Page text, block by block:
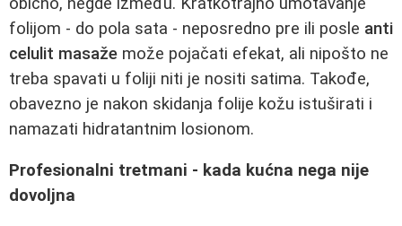
folijom - do pola sata - neposredno pre ili posle anti
celulit masaže može pojačati efekat, ali nipošto ne
treba spavati u foliji niti je nositi satima. Takođe,
obavezno je nakon skidanja folije kožu istuširati i
namazati hidratantnim losionom.
Profesionalni tretmani - kada kućna nega nije
dovoljna